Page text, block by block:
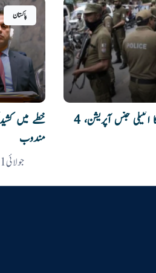
کرک میں سیکیورٹی فورسز کا انٹیلی جنس آپریشن، 4
پاکستان
خطے میں
مندوب
جولائی 11, 2026